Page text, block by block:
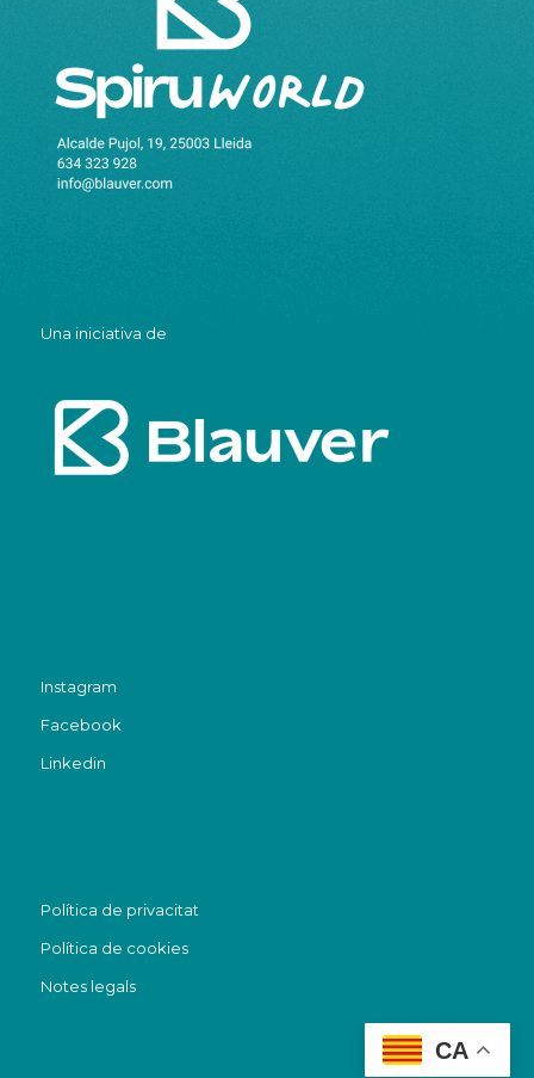
Una iniciativa de
Instagram
Facebook
Linkedin
Política de privacitat
Política de cookies
Notes legals
CA